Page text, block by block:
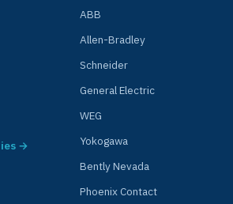
→
ABB
Allen-Bradley
Schneider
General Electric
WEG
Yokogawa
Bently Nevada
Phoenix Contact